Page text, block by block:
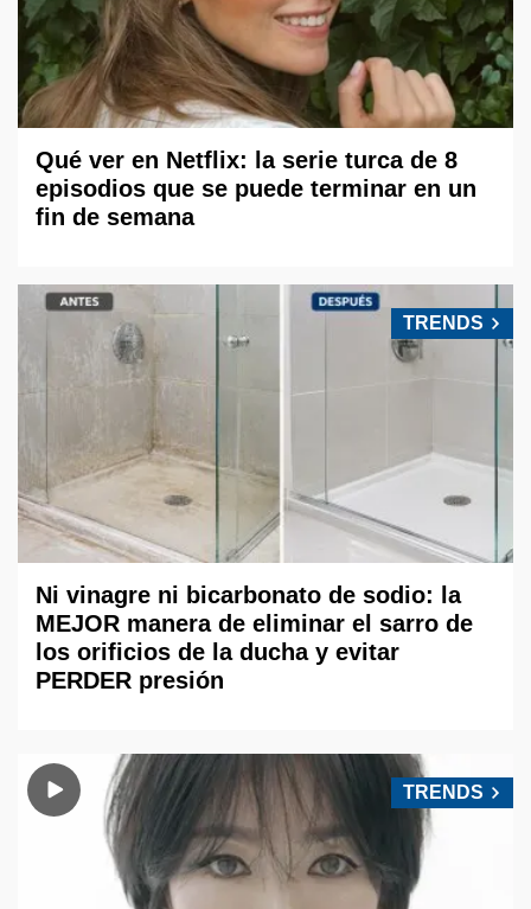
Qué ver en Netflix: la serie turca de 8
episodios que se puede terminar en un
fin de semana
TRENDS
Ni vinagre ni bicarbonato de sodio: la
MEJOR manera de eliminar el sarro de
los orificios de la ducha y evitar
PERDER presión
TRENDS